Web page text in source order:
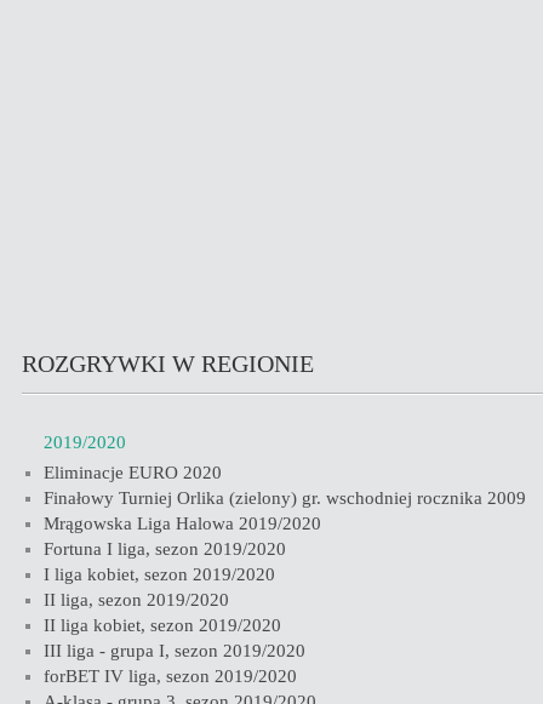
ROZGRYWKI W REGIONIE
2019/2020
Eliminacje EURO 2020
Finałowy Turniej Orlika (zielony) gr. wschodniej rocznika 2009
Mrągowska Liga Halowa 2019/2020
Fortuna I liga, sezon 2019/2020
I liga kobiet, sezon 2019/2020
II liga, sezon 2019/2020
II liga kobiet, sezon 2019/2020
III liga - grupa I, sezon 2019/2020
forBET IV liga, sezon 2019/2020